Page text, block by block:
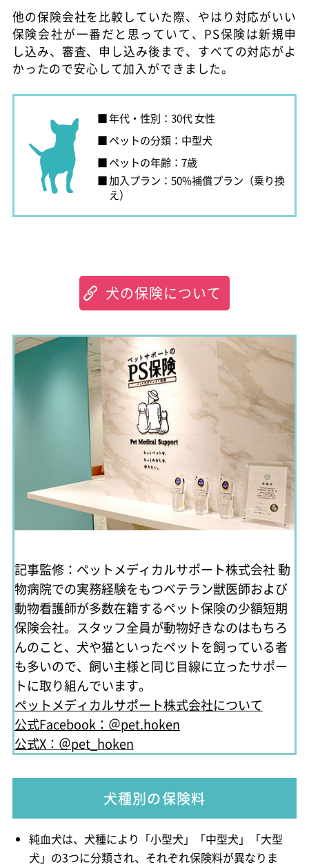
他の保険会社を比較していた際、やはり対応がいい
保険会社が一番だと思っていて、PS保険は新規申
し込み、審査、申し込み後まで、すべての対応がよ
かったので安心して加入ができました。
年代・性別：30代 女性
ペットの分類：中型犬
ペットの年齢：7歳
加入プラン：50%補償プラン（乗り換
え）
犬の保険について
記事監修：ペットメディカルサポート株式会社動
物病院での実務経験をもつベテラン獣医師および
動物看護師が多数在籍するペット保険の少額短期
保険会社。スタッフ全員が動物好きなのはもちろ
んのこと、犬や猫といったペットを飼っている者
も多いので、飼い主様と同じ目線に立ったサポー
トに取り組んでいます。
ペットメディカルサポート株式会社について
公式Facebook：＠pet.hoken
公式X：＠pet_hoken
犬種別の保険料
純血犬は、犬種により「小型犬」「中型犬」「大型
犬」の3つに分類され、それぞれ保険料が異なりま